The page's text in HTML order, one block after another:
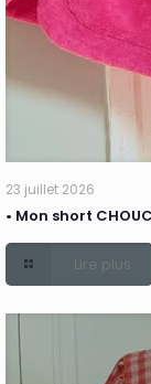
23 juillet 2026
• Mon short
Lire plus